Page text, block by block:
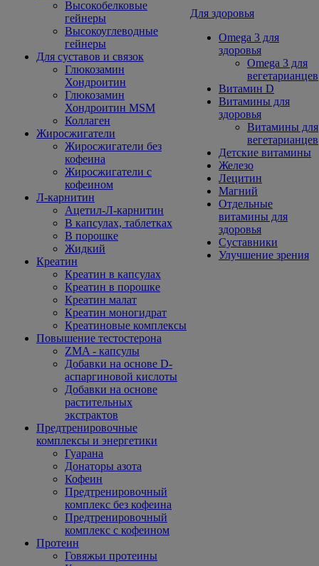
Высокобелковые
гейнеры
Высокоуглеводные
гейнеры
Для суставов и связок
Глюкозамин
Хондроитин
Глюкозамин
Хондроитин MSM
Коллаген
Жиросжигатели
Жиросжигатели без
кофеина
Жиросжигатели с
кофеином
Л-карнитин
Ацетил-Л-карнитин
В капсулах, таблетках
В порошке
Жидкий
Креатин
Креатин в капсулах
Креатин в порошке
Креатин малат
Креатин моногидрат
Креатиновые комплексы
Повышение тестостерона
ZMA - капсулы
Добавки на основе D-
аспаргиновой кислоты
Добавки на основе
растительных
экстрактов
Предтренировочные
комплексы и энергетики
Гуарана
Донаторы азота
Кофеин
Предтренировочный
комплекс без кофеина
Предтренировочный
комплекс с кофеином
Протеин
Говяжьи протеины
Для здоровья
Omega 3 для
здоровья
Omega 3 для
вегетарианцев
Витамин D
Витамины для
здоровья
Витамины для
вегетарианцев
Детские витамины
Железо
Лецитин
Магний
Отдельные
витамины для
здоровья
Суставники
Улучшение зрения